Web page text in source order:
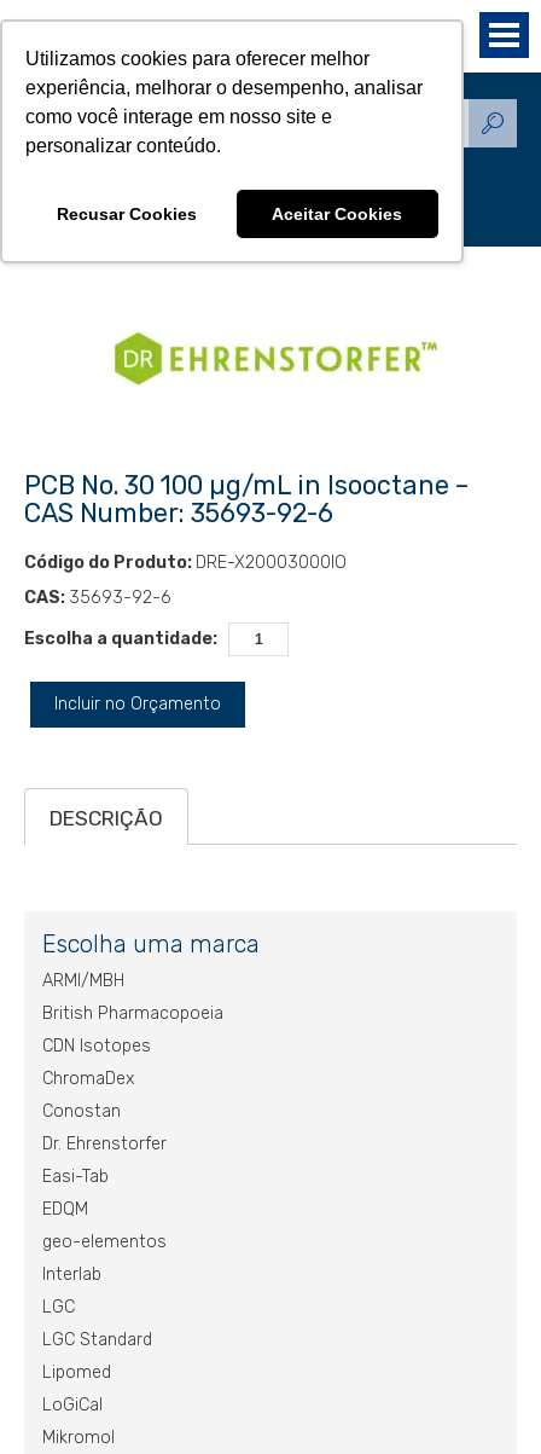
Utilizamos cookies para oferecer melhor
experiência, melhorar o desempenho, analisar
como você interage em nosso site e
personalizar conteúdo.
Recusar Cookies Aceitar Cookies
Produtos - Padrões de
PCB No. 30 100 µg/mL in Isooctane –
CAS Number: 35693-92-6
Código do Produto: DRE-X20003000IO
CAS: 35693-92-6
Escolha a quantidade:
Incluir no Orçamento
DESCRIÇÃO
Escolha uma marca
ARMI/MBH
British Pharmacopoeia
CDN Isotopes
ChromaDex
Conostan
Dr. Ehrenstorfer
Easi-Tab
EDQM
geo-elementos
Interlab
LGC
LGC Standard
Lipomed
LoGiCal
Mikromol